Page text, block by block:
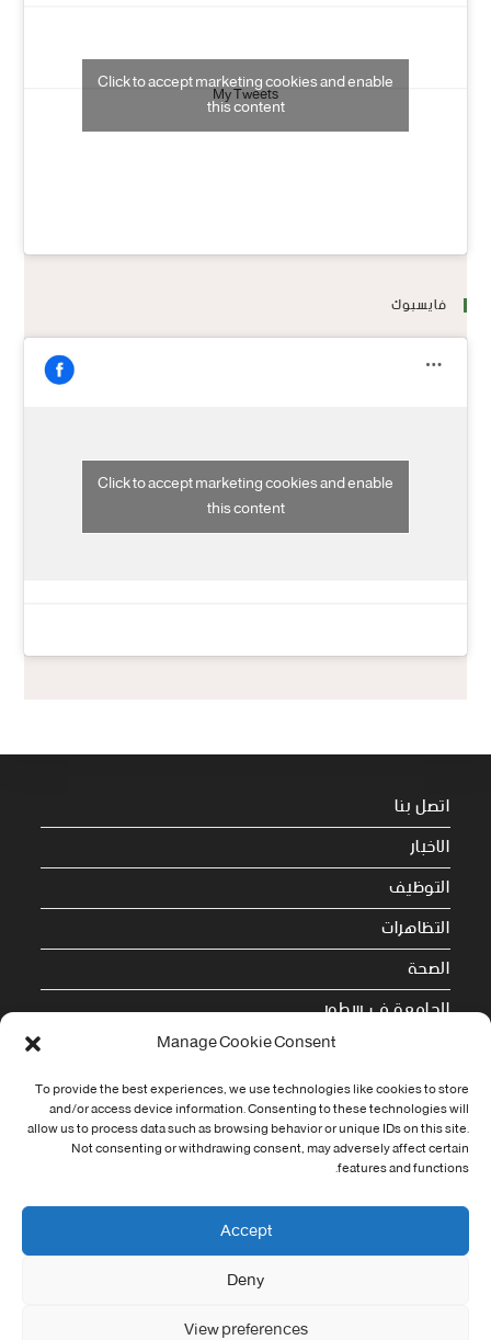
Manage Cookie Consent
To provide the best experiences, we use technologies like cookies to store
and/or access device information. Consenting to these technologies will
allow us to process data such as browsing behavior or unique IDs on this site.
Not consenting or withdrawing consent, may adversely affect certain
features and functions.
Accept
Deny
View preferences
My Tweets
Click to accept marketing cookies and enable
this content
فايسبوك
Click to accept marketing cookies and enable
this content
اتصل بنا
الاخبار
التوظيف
التظاهرات
الصحة
الجامعة في سطور
Cookie Policy (EU)
معلومات الاتصال
Address:
جامعة العربي التبسي طريق قسنطينة - تبسة